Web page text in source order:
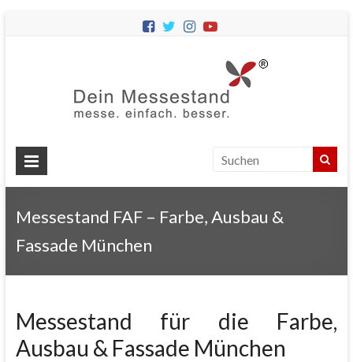
Messestände
für
Ihren
Messestand FAF – Farbe, Ausbau &
Fassade München
Messestand für die Farbe,
Ausbau & Fassade München